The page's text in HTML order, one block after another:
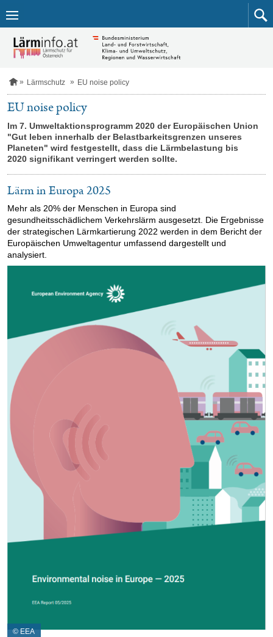
Zum
Inhalt
S
a
r
s
i
t
Lärmschutz EU noise policy
EU noise policy
Im 7. Umweltaktionsprogramm 2020 der Europäischen Union
"Gut leben innerhalb der Belastbarkeitsgrenzen unseres
Planeten" wird festgestellt, dass die Lärmbelastung bis
2020 signifikant verringert werden sollte.
Lärm in Europa 2025
Mehr als 20% der Menschen in Europa sind
gesundheitsschädlichem Verkehrslärm ausgesetzt. Die Ergebnisse
der strategischen Lärmkartierung 2022 werden in dem Bericht der
Europäischen Umweltagentur umfassend dargestellt und
analysiert.
© EEA